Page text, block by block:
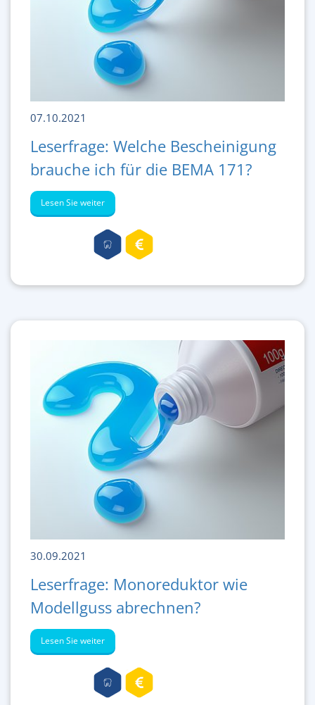
07.10.2021
Leserfrage: Welche Bescheinigung
brauche ich für die BEMA 171?
Lesen Sie weiter
30.09.2021
Leserfrage: Monoreduktor wie
Modellguss abrechnen?
Lesen Sie weiter